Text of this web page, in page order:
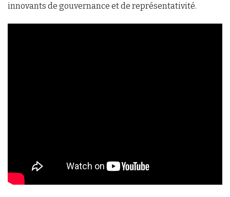
innovants de gouvernance et de représentativité.